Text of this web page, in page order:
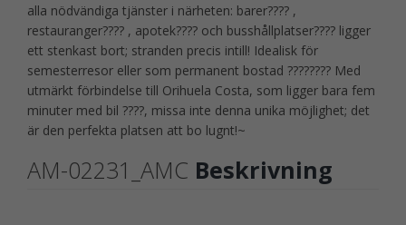
alla nödvändiga tjänster i närheten: barer???? ,
restauranger???? , apotek???? och busshållplatser???? ligger
ett stenkast bort; stranden precis intill! Idealisk för
semesterresor eller som permanent bostad ???????? Med
utmärkt förbindelse till Orihuela Costa, som ligger bara fem
minuter med bil ????, missa inte denna unika möjlighet; det
är den perfekta platsen att bo lugnt!~
AM-02231_AMC Beskrivning